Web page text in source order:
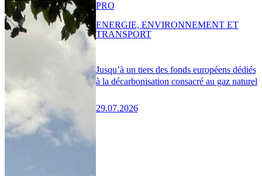
Jusqu’à un tiers des fonds européens dédiés
à la décarbonisation consacré au gaz naturel
29.07.2026
PRO
ENERGIE, ENVIRONNEMENT ET
TRANSPORT